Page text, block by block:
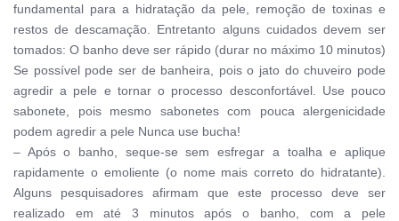
fundamental para a hidratação da pele, remoção de toxinas e
restos de descamação. Entretanto alguns cuidados devem ser
tomados: O banho deve ser rápido (durar no máximo 10 minutos)
Se possível pode ser de banheira, pois o jato do chuveiro pode
agredir a pele e tornar o processo desconfortável. Use pouco
sabonete, pois mesmo sabonetes com pouca alergenicidade
podem agredir a pele Nunca use bucha!
– Após o banho, seque-se sem esfregar a toalha e aplique
rapidamente o emoliente (o nome mais correto do hidratante).
Alguns pesquisadores afirmam que este processo deve ser
realizado em até 3 minutos após o banho, com a pele